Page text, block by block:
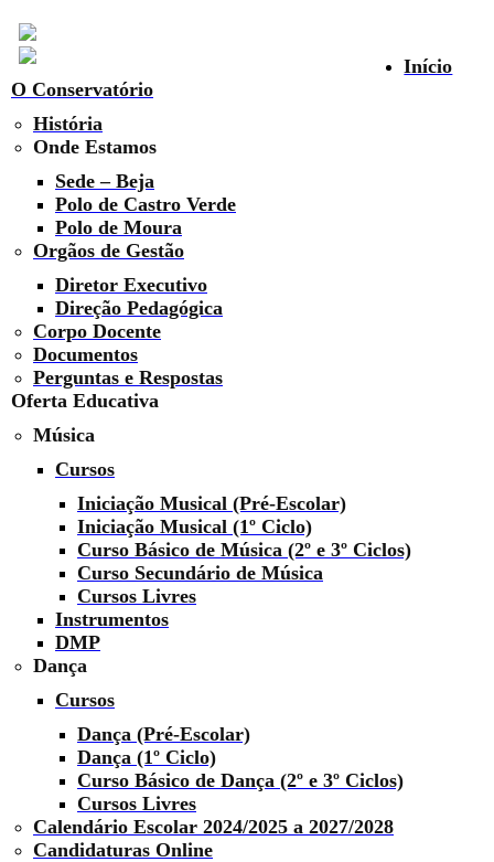
Início
O Conservatório
História
Onde Estamos
Sede – Beja
Polo de Castro Verde
Polo de Moura
Orgãos de Gestão
Diretor Executivo
Direção Pedagógica
Corpo Docente
Documentos
Perguntas e Respostas
Oferta Educativa
Música
Cursos
Iniciação Musical (Pré-Escolar)
Iniciação Musical (1º Ciclo)
Curso Básico de Música (2º e 3º Ciclos)
Curso Secundário de Música
Cursos Livres
Instrumentos
DMP
Dança
Cursos
Dança (Pré-Escolar)
Dança (1º Ciclo)
Curso Básico de Dança (2º e 3º Ciclos)
Cursos Livres
Calendário Escolar 2024/2025 a 2027/2028
Candidaturas Online